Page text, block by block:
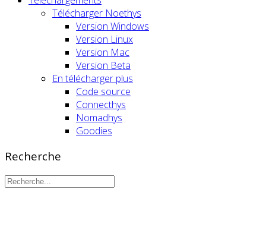
Télécharger Noethys
Version Windows
Version Linux
Version Mac
Version Beta
En télécharger plus
Code source
Connecthys
Nomadhys
Goodies
Recherche